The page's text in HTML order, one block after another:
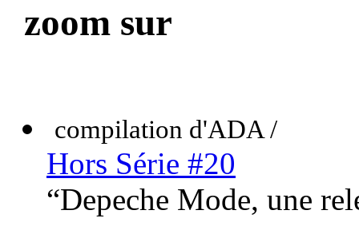
zoom sur
compilation d'ADA /
Hors Série #20
“Depeche Mode, une